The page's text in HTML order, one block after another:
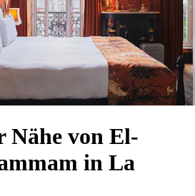
Nähe von El-
in La